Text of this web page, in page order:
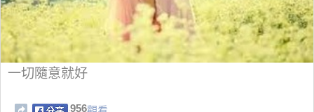
一切隨意就好
956